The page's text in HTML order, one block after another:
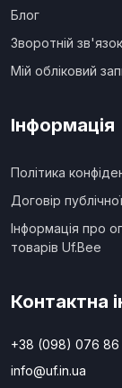
Блог
Зворотній зв'язок
Мій обліковий
Інформація
Політика
Договір
Інформація про
товарів Uf.Bee
Контактна
+38 (098) 076 86
info@uf.in.ua